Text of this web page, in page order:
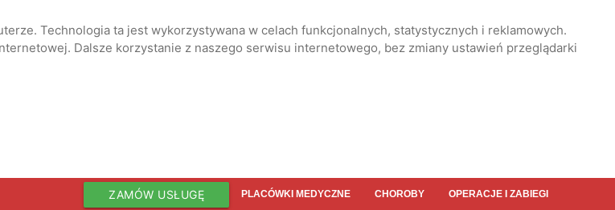
Technologia ta jest wykorzystywana w celach funkcjonalnych, statystycznych i reklamowych.
Dalsze korzystanie z naszego serwisu internetowego, bez zmiany ustawień przeglądarki
ZAMÓW USŁUGĘ PLACÓWKI MEDYCZNE CHOROBY OPERACJE I ZABIEGI